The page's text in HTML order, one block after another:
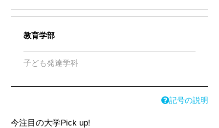
教育学部
子ども発達学科
記号の説明
今注目の大学Pick up!